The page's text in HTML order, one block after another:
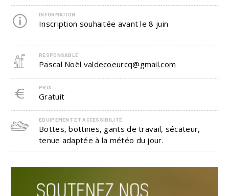
INFORMATION
Inscription souhaitée avant le 8 juin
RESPONSABLE
Pascal Noël valdecoeurcq@gmail.com
PRIX
Gratuit
EQUIPEMENT ET ACCESSIBILITÉ
Bottes, bottines, gants de travail, sécateur,
tenue adaptée à la météo du jour.